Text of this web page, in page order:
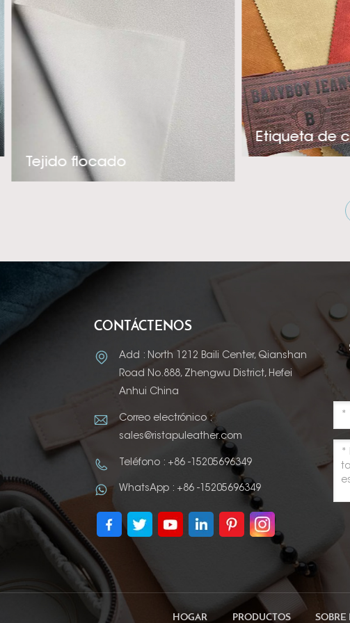
en una alucinante
tacto y muy
nuestra experiencia
la creación de
nuestros clientes.’
termo bruñido por calor
o embalaje, ¡por
intentando
Tejido flocado
CONTÁCTENOS
Add : North 1212 Baili Center, Qianshan
Road No.888, Zhengwu District, Hefei
Anhui China
Correo electrónico :
sales@ristapuleather.com
Teléfono : +86 -15205696349
WhatsApp : +86 -15205696349
HOGAR PRODUCTOS SOBRE